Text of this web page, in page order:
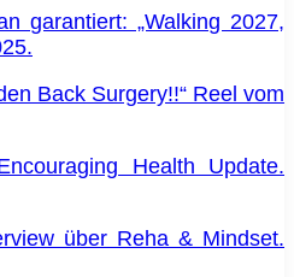
garantiert: „Walking 2027,
Back Surgery!!“ Reel vom
Health Update.
über Reha & Mindset.